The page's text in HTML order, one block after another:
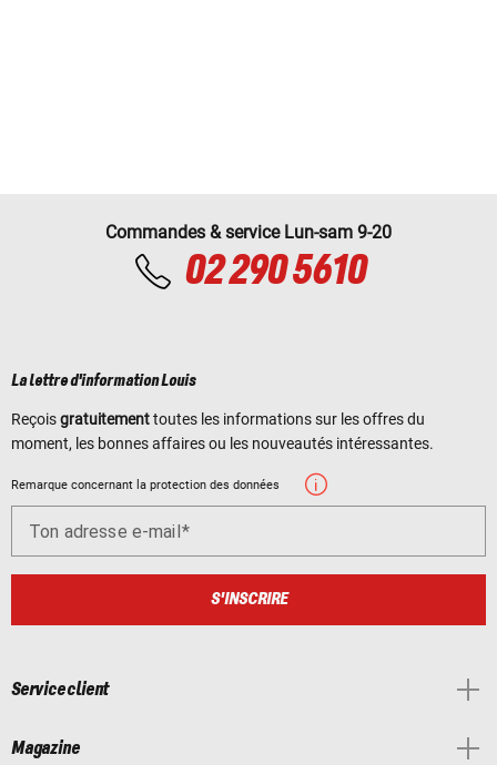
Commandes & service Lun-sam 9-20
02 290 5610
La lettre d'information Louis
Reçoisgratuitementtoutes les informations sur les offres du
moment, les bonnes affaires ou les nouveautés intéressantes.
Remarque concernant la protection des données
Ton adresse e-mail
S'INSCRIRE
Service client
Magazine